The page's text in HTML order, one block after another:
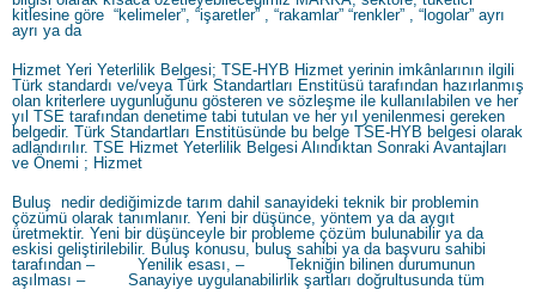
kitlesine göre “kelimeler”, “işaretler” , “rakamlar” “renkler” , “logolar” ayrı
ayrı ya da
Hizmet Yeri Yeterlilik Belgesi; TSE-HYB Hizmet yerinin imkânlarının ilgili
Türk standardı ve/veya Türk Standartları Enstitüsü tarafından hazırlanmış
olan kriterlere uygunluğunu gösteren ve sözleşme ile kullanılabilen ve her
yıl TSE tarafından denetime tabi tutulan ve her yıl yenilenmesi gereken
belgedir. Türk Standartları Enstitüsünde bu belge TSE-HYB belgesi olarak
adlandırılır. TSE Hizmet Yeterlilik Belgesi Alındıktan Sonraki Avantajları
ve Önemi ; Hizmet
Buluş nedir dediğimizde tarım dahil sanayideki teknik bir problemin
çözümü olarak tanımlanır. Yeni bir düşünce, yöntem ya da aygıt
üretmektir. Yeni bir düşünceyle bir probleme çözüm bulunabilir ya da
eskisi geliştirilebilir. Buluş konusu, buluş sahibi ya da başvuru sahibi
tarafından – Yenilik esası, – Tekniğin bilinen durumunun
aşılması – Sanayiye uygulanabilirlik şartları doğrultusunda tüm